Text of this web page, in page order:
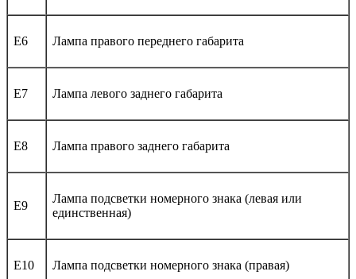
E6 Лампа правого переднего габарита
E7 Лампа левого заднего габарита
E8 Лампа правого заднего габарита
E9
Лампа подсветки номерного знака (левая или
единственная)
E10 Лампа подсветки номерного знака (правая)